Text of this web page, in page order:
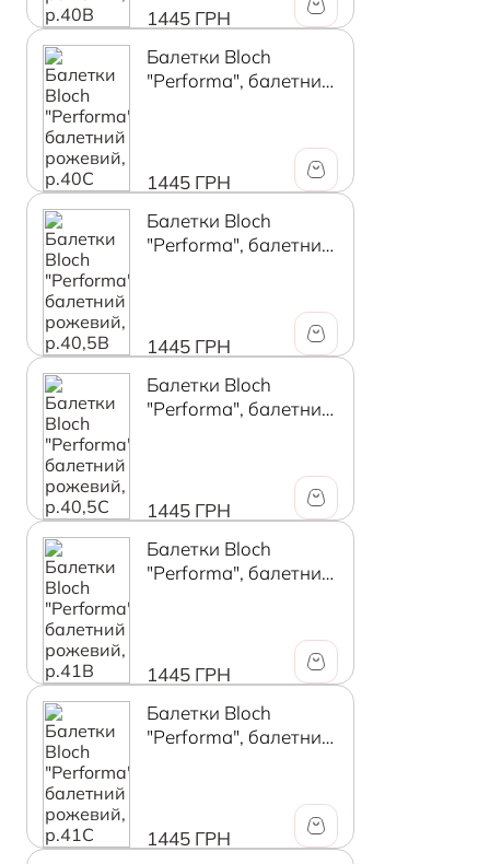
1445 ГРН
Балетки Bloch
"Performa", балетний
1445 ГРН
Балетки Bloch
"Performa", балетний
1445 ГРН
Балетки Bloch
"Performa", балетний
1445 ГРН
Балетки Bloch
"Performa", балетний
1445 ГРН
Балетки Bloch
"Performa", балетний
1445 ГРН